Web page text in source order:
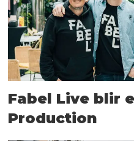
Fabel Live blir
Production